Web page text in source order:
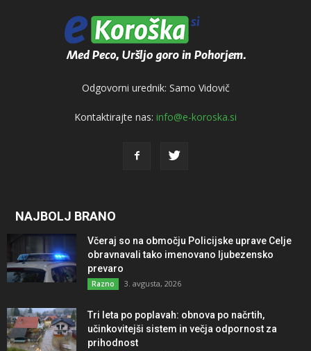
Odgovorni urednik: Samo Vidovič
Kontaktirajte nas: info@e-koroska.si
NAJBOLJ BRANO
Včeraj so na območju Policijske uprave Celje
obravnavali tako imenovano ljubezensko
prevaro
Razno 3. avgusta, 2026
Tri leta po poplavah: obnova po načrtih,
učinkovitejši sistem in večja odpornost za
prihodnost